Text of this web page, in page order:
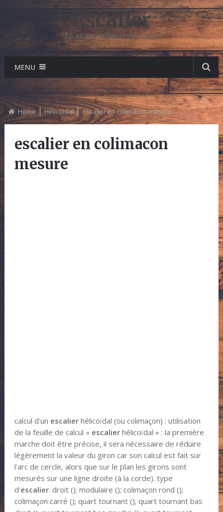
Escalier
Tournant, collimasson, droit
MENU
Home Hélicoidal escalier en colimacon mesure
escalier en colimacon
mesure
calcul d'un escalierhélicoïdal (ou colimaçon) : utilisation
de la feuille de calcul « escalierhélicoïdal » : la première
marche doit être précise, il sera nécessaire de réduire
légèrement la valeur du giron car son calcul est fait sur
l'arc de cercle, alors que sur le plan les girons sont
mesurés sur une ligne droite (à la corde). type
d'escalier. droit (); modulaire (); colimaçon rond ();
colimaçon carré (); quart tournant (); quart tournant bas